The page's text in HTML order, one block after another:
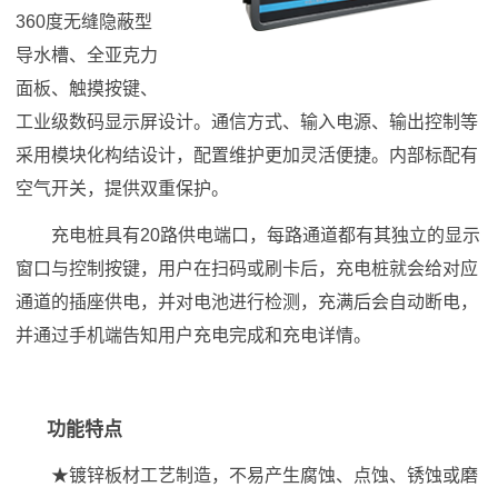
360度无缝隐蔽型
导水槽、全亚克力
面板、触摸按键、
工业级数码显示屏设计。通信方式、输入电源、输出控制等
采用模块化构结设计，配置维护更加灵活便捷。内部标配有
空气开关，提供双重保护。
充电桩具有20路供电端口，每路通道都有其独立的显示
窗口与控制按键，用户在扫码或刷卡后，充电桩就会给对应
通道的插座供电，并对电池进行检测，充满后会自动断电，
并通过手机端告知用户充电完成和充电详情。
功能特点
★镀锌板材工艺制造，不易产生腐蚀、点蚀、锈蚀或磨